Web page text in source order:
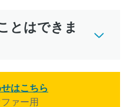
とはできま
はこちら
ァー用